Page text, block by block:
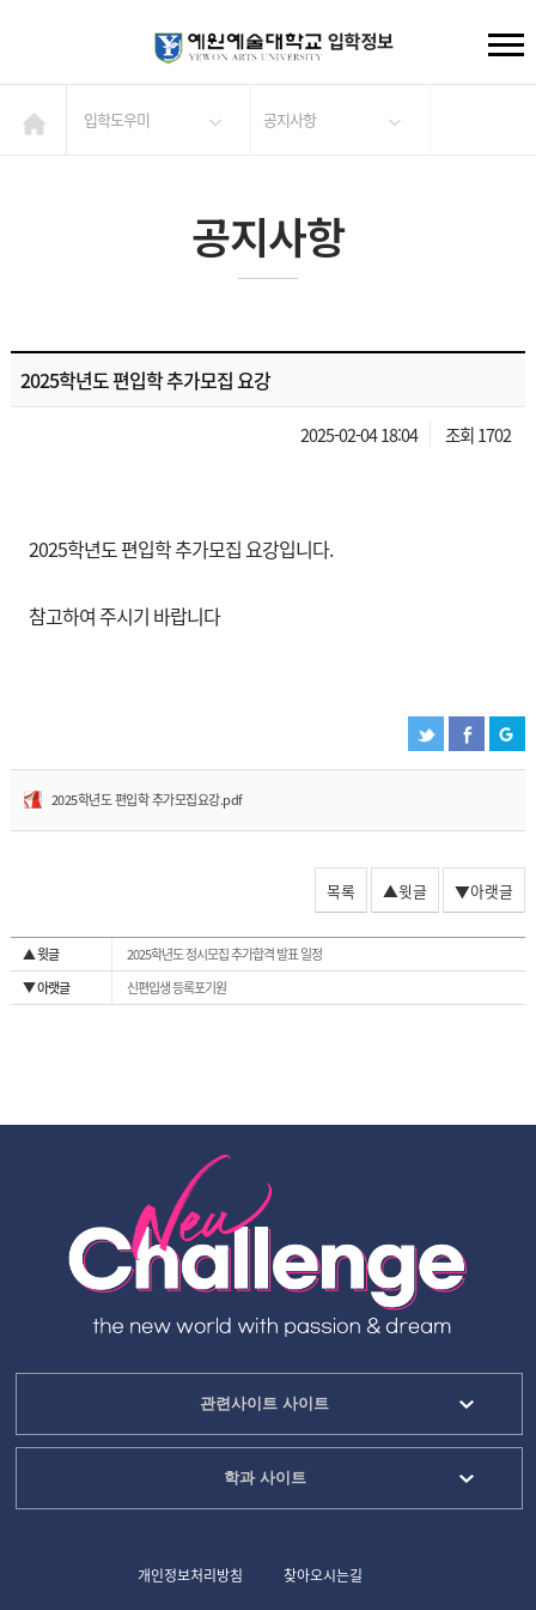
입학도우미 공지사항
공지사항
2025학년도 편입학 추가모집 요강
2025-02-04 18:04 조회 1702
2025학년도 편입학 추가모집 요강입니다.
참고하여 주시기 바랍니다
2025학년도 편입학 추가모집요강.pdf
목록 ▲윗글 ▼아랫글
▲ 윗글
2025학년도 정시모집 추가합격 발표 일정
▼ 아랫글
신편입생 등록포기원
관련사이트 사이트
학과 사이트
개인정보처리방침 찾아오시는길